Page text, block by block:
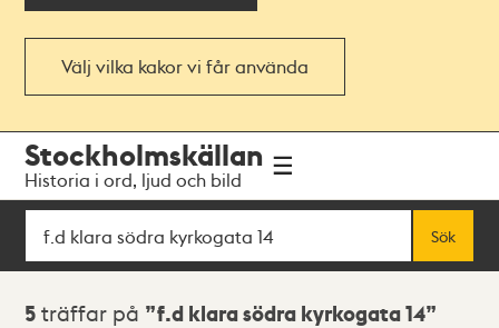
Välj vilka kakor vi får använda
navigationen
huvudinnehållet
Stockholmskällan
Historia i ord, ljud och bild
Sök
Sök
Sökresultat
5 träffar på f.d klara södra kyrkogata 14